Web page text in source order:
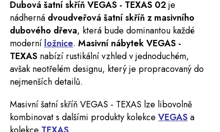
Dubová šatnískříň VEGAS - TEXAS 02je
nádherná dvoudveřová šatní skříň z masivního
dubového dřeva, která bude dominantou každé
moderní ložnice. Masivní nábytek VEGAS -
TEXAS nabízí rustikální vzhled v jednoduchém,
avšak neotřelém designu, který je propracovaný do
nejmenších detailů.
Masivní šatní skříň VEGAS - TEXAS lze libovolně
kombinovat s dalšími produkty kolekce VEGASa